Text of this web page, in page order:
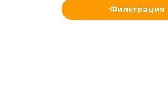
Фильтрация